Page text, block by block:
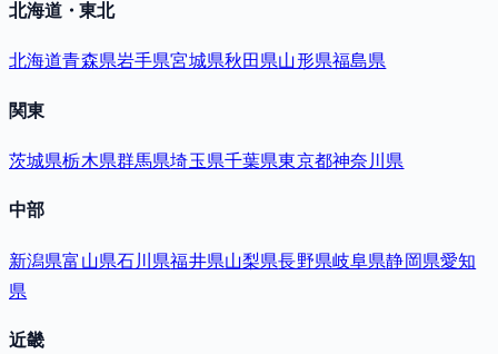
北海道・東北
北海道青森県岩手県宮城県秋田県山形県福島県
関東
茨城県栃木県群馬県埼玉県千葉県東京都神奈川県
中部
新潟県富山県石川県福井県山梨県長野県岐阜県静岡県愛知
県
近畿